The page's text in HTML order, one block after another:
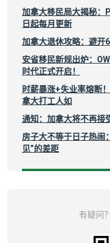
加拿大移民局大揭秘：
日起每月更新
加拿大退休攻略：避开
安省移民新规出炉：
时代正式开启！
时薪暴涨+失业率熔断
拿大打工人如
通知：加拿大将不再接
房子大不等于日子热闹
见”的差距
有疑问